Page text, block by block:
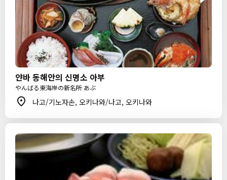
얀바 동해안의 신명소 아부
やんばる東海岸の新名所 あぶ
나고/기노자손, 오키나와/나고, 오키나와